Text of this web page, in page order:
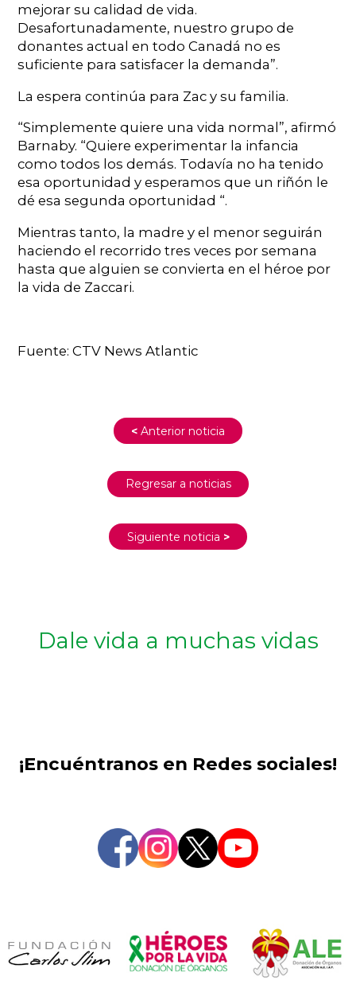
mejorar su calidad de vida.
Desafortunadamente, nuestro grupo de
donantes actual en todo Canadá no es
suficiente para satisfacer la demanda”.
La espera continúa para Zac y su familia.
“Simplemente quiere una vida normal”, afirmó
Barnaby. “Quiere experimentar la infancia
como todos los demás. Todavía no ha tenido
esa oportunidad y esperamos que un riñón le
dé esa segunda oportunidad “.
Mientras tanto, la madre y el menor seguirán
haciendo el recorrido tres veces por semana
hasta que alguien se convierta en el héroe por
la vida de Zaccari.
Fuente: CTV News Atlantic
< Anterior noticia
Regresar a noticias
Siguiente noticia >
Dale vida a muchas vidas
¡Encuéntranos en Redes sociales!